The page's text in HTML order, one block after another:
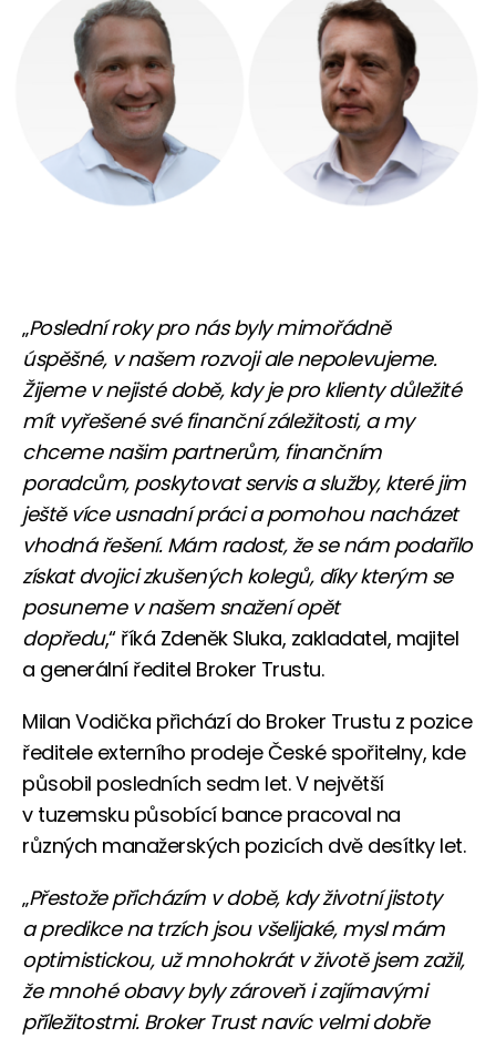
„Poslední roky pro nás byly mimořádně
úspěšné, v našem rozvoji ale nepolevujeme.
Žijeme v nejisté době, kdy je pro klienty důležité
mít vyřešené své finanční záležitosti, a my
chceme našim partnerům, finančním
poradcům, poskytovat servis a služby, které jim
ještě více usnadní práci a pomohou nacházet
vhodná řešení. Mám radost, že se nám podařilo
získat dvojici zkušených kolegů, díky kterým se
posuneme v našem snažení opět
dopředu,“ říká Zdeněk Sluka, zakladatel, majitel
a generální ředitel Broker Trustu.
Milan Vodička přichází do Broker Trustu z pozice
ředitele externího prodeje České spořitelny, kde
působil posledních sedm let. V největší
v tuzemsku působící bance pracoval na
různých manažerských pozicích dvě desítky let.
„Přestože přicházím v době, kdy životní jistoty
a predikce na trzích jsou všelijaké, mysl mám
optimistickou, už mnohokrát v životě jsem zažil,
že mnohé obavy byly zároveň i zajímavými
příležitostmi. Broker Trust navíc velmi dobře